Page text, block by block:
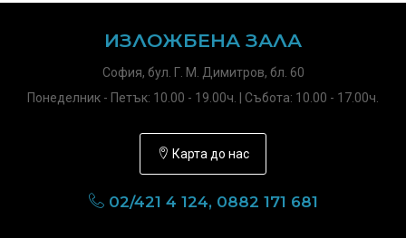
ИЗЛОЖБЕНА ЗАЛА
София, бул. Г. М. Димитров, бл. 60
Понеделник - Петък: 10.00 - 19.00ч. | Събота: 10.00 - 17.00ч.
Карта до нас
02/421 4 124, 0882 171 681